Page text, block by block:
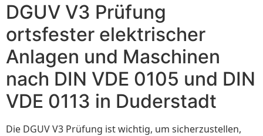
DGUV V3 Prüfung
ortsfester elektrischer
Anlagen und Maschinen
nach DIN VDE 0105 und DIN
VDE 0113 in Duderstadt
Die DGUV V3 Prüfung ist wichtig, um sicherzustellen,